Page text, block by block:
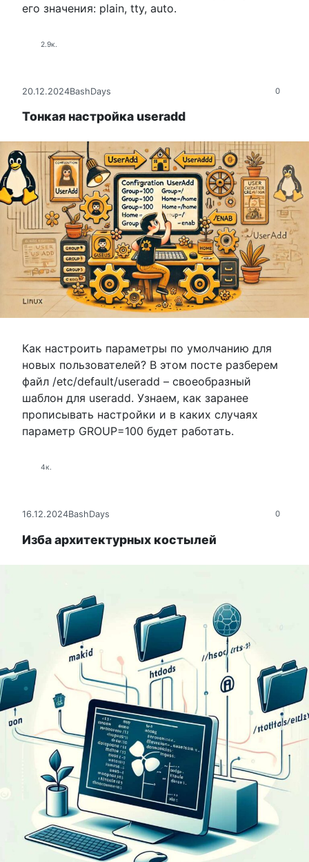
его значения: plain, tty, auto.
2.9к.
0
20.12.2024BashDays
Тонкая настройка useradd
Как настроить параметры по умолчанию для
новых пользователей? В этом посте разберем
файл /etc/default/useradd – своеобразный
шаблон для useradd. Узнаем, как заранее
прописывать настройки и в каких случаях
параметр GROUP=100 будет работать.
4к.
0
16.12.2024BashDays
Изба архитектурных костылей